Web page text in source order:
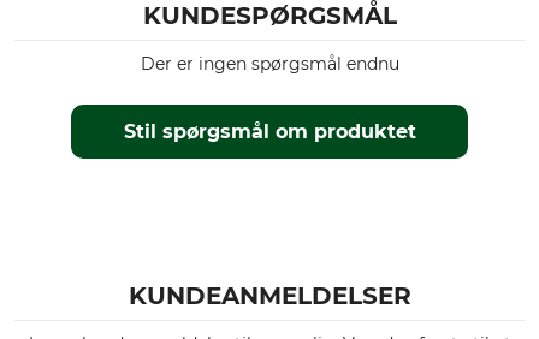
KUNDESPØRGSMÅL
Stil spørgsmål om produktet
Der er ingen spørgsmål endnu
KUNDEANMELDELSER